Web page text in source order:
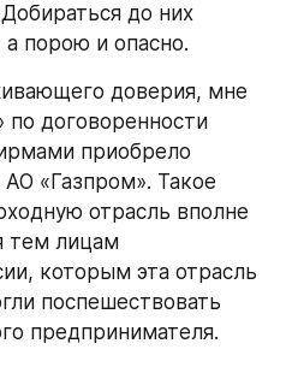
до них
порою и опасно.
доверия, мне
договоренности
приобрело
«Газпром». Такое
отрасль вполне
тем лицам
которым эта отрасль
поспешествовать
предпринимателя.